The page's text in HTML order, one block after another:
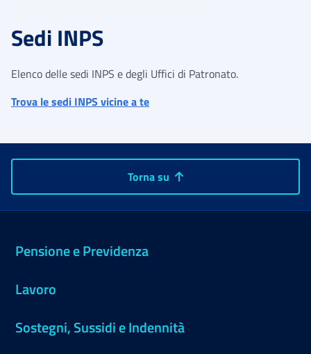
Sedi INPS
Elenco delle sedi INPS e degli Uffici di Patronato.
Trova le sedi INPS vicine a te
Torna su
Pensione e Previdenza
Lavoro
Sostegni, Sussidi e Indennità